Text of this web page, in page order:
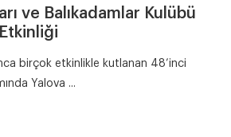
ve Balıkadamlar Kulübü
birçok etkinlikle kutlanan 48’inci
Yalova ...